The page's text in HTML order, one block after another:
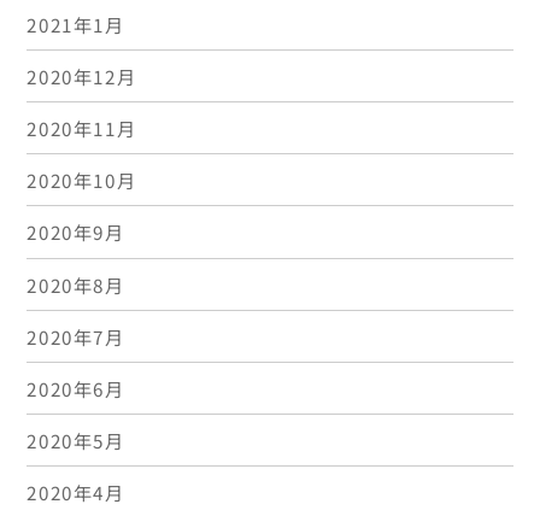
2021年1月
2020年12月
2020年11月
2020年10月
2020年9月
2020年8月
2020年7月
2020年6月
2020年5月
2020年4月